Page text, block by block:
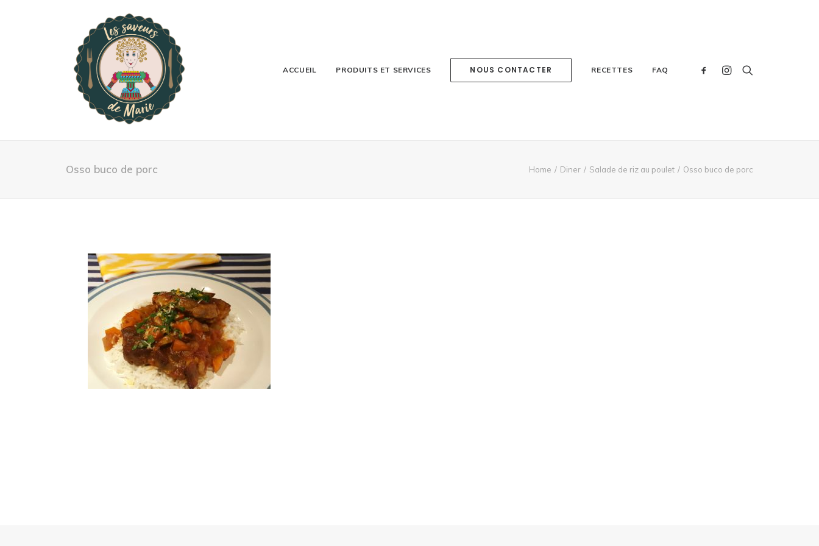
ACCUEIL PRODUITS ET SERVICES NOUS CONTACTER RECETTES FAQ
Osso buco de porc Home Diner Salade de riz au poulet Osso buco de porc